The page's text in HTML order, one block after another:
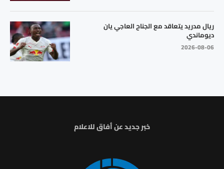
ريال مدريد يتعاقد مع الجناح العاجي يان
ديوماندي
2026-08-06
خبر جديد عن أفاق للاعلام